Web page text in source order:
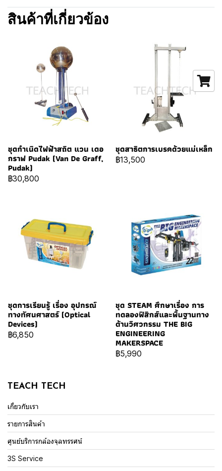
สินค้าที่เกี่ยวข้อง
ชุดกำเนิดไฟฟ้าสถิต แวน เดอ
กราฟ Pudak (Van De Graff,
Pudak)
฿30,800
ชุดสาธิตการเบรคด้วยแม่เหล็ก
฿13,500
ชุดการเรียนรู้ เรื่อง อุปกรณ์
ทางทัศนศาสตร์ (Optical
Devices)
฿6,850
ชุด STEAM ศึกษาเรื่อง การ
ทดลองฟิสิกส์และพื้นฐานทาง
ด้านวิศวกรรม THE BIG
ENGINEERING
MAKERSPACE
฿5,990
TEACH TECH
เกี่ยวกับเรา
รายการสินค้า
ศูนย์บริการกล้องจุลทรรศน์
3S Service